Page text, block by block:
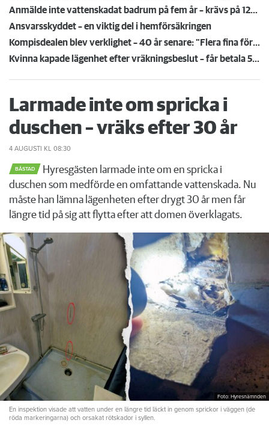
Anmälde inte vattenskadat badrum på fem år – krävs på 125 000 kronor
Ansvarsskyddet – en viktig del i hemförsäkringen
Kompisdealen blev verklighet – 40 år senare: "Flera fina fördelar med att dela bostad"
Kvinna kapade lägenhet efter vräkningsbeslut – får betala 50 000
Larmade inte om spricka i
duschen – vräks efter 30 år
4 AUGUSTI KL 08:30
BÅSTAD
Hyresgästen larmade inte om en spricka i
duschen som medförde en omfattande vattenskada. Nu
måste han lämna lägenheten efter drygt 30 år men får
längre tid på sig att flytta efter att domen överklagats.
Foto: Hyresnämnden
En inspektion visade att vatten under en längre tid läckt in genom sprickor i väggen (de
röda markeringarna) och orsakat rötskador i syllen.